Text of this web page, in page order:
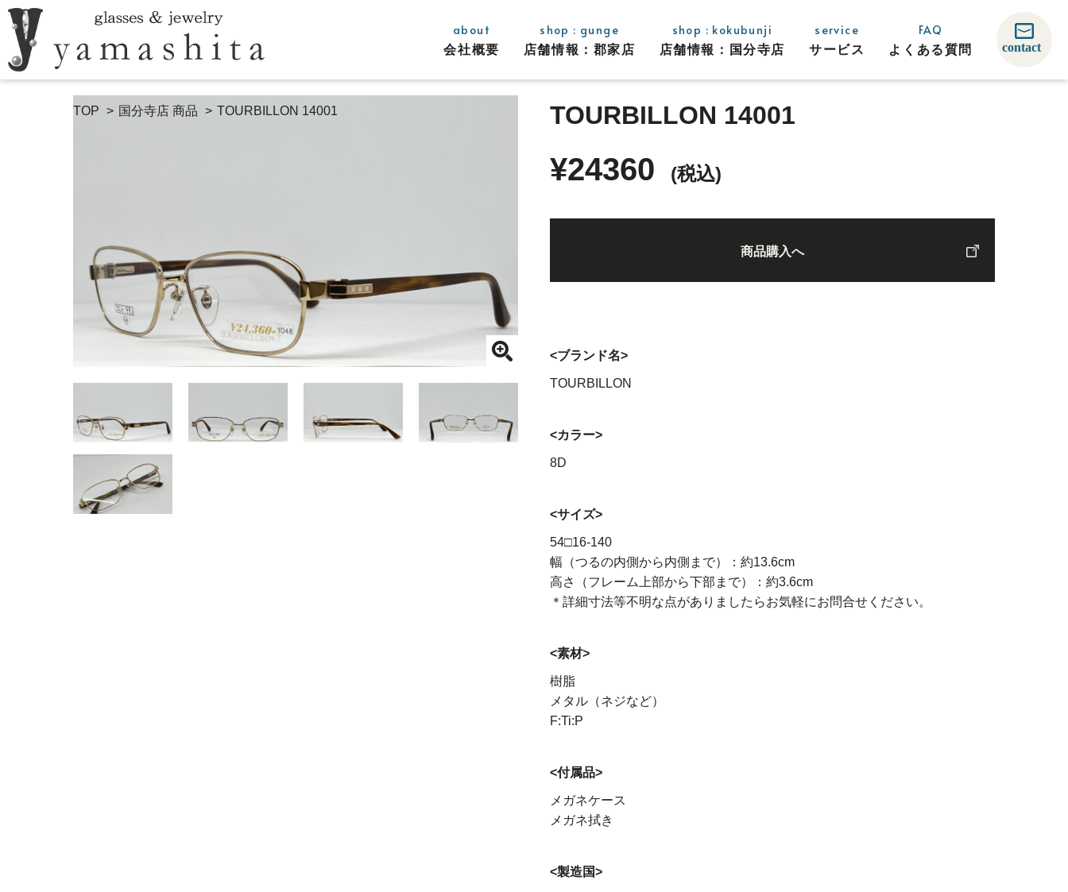
about
会社概要
shop : gunge
店舗情報： 郡家店
shop : kokubunji
店舗情報： 国分寺店
service
サービス
FAQ
よくある質問
TOP 国分寺店 商品 TOURBILLON 14001 TOURBILLON 14001
¥24360 (税込)
商品購入へ
<ブランド名>
TOURBILLON
<カラー>
8D
<サイズ>
54□16-140
幅（つるの内側から内側まで）：約13.6cm
高さ（フレーム上部から下部まで）：約3.6cm
＊詳細寸法等不明な点がありましたらお気軽にお問合せください。
<素材>
樹脂
メタル（ネジなど）
F:Ti:P
<付属品>
メガネケース
メガネ拭き
<製造国>